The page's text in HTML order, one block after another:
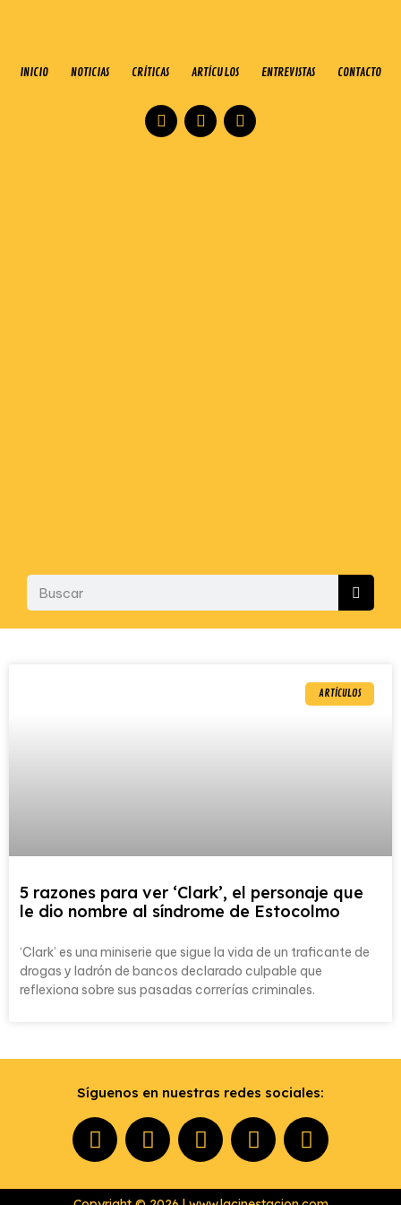
INICIO NOTICIAS CRÍTICAS ARTÍCULOS ENTREVISTAS CONTACTO
ARTÍCULOS
5 razones para ver ‘Clark’, el personaje que
le dio nombre al síndrome de Estocolmo
‘Clark’ es una miniserie que sigue la vida de un traficante de
drogas y ladrón de bancos declarado culpable que
reflexiona sobre sus pasadas correrías criminales.
Síguenos en nuestras redes sociales: